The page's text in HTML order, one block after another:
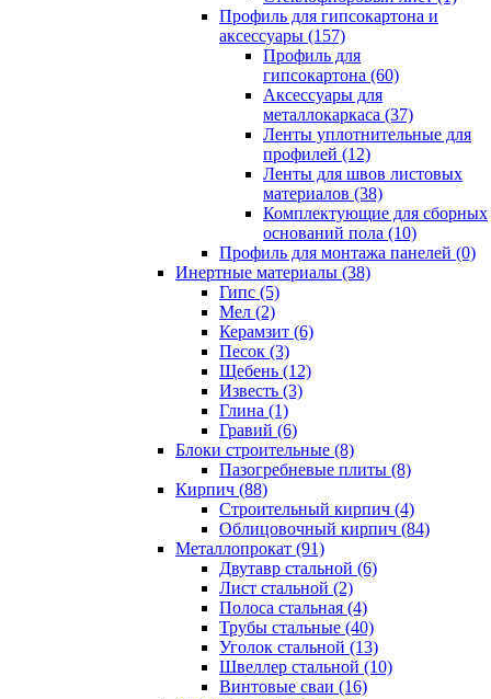
Профиль для гипсокартона и
аксессуары (157)
Профиль для
гипсокартона (60)
Аксессуары для
металлокаркаса (37)
Ленты уплотнительные для
профилей (12)
Ленты для швов листовых
материалов (38)
Комплектующие для сборных
оснований пола (10)
Профиль для монтажа панелей (0)
Инертные материалы (38)
Гипс (5)
Мел (2)
Керамзит (6)
Песок (3)
Щебень (12)
Известь (3)
Глина (1)
Гравий (6)
Блоки строительные (8)
Пазогребневые плиты (8)
Кирпич (88)
Строительный кирпич (4)
Облицовочный кирпич (84)
Металлопрокат (91)
Двутавр стальной (6)
Лист стальной (2)
Полоса стальная (4)
Трубы стальные (40)
Уголок стальной (13)
Швеллер стальной (10)
Винтовые сваи (16)